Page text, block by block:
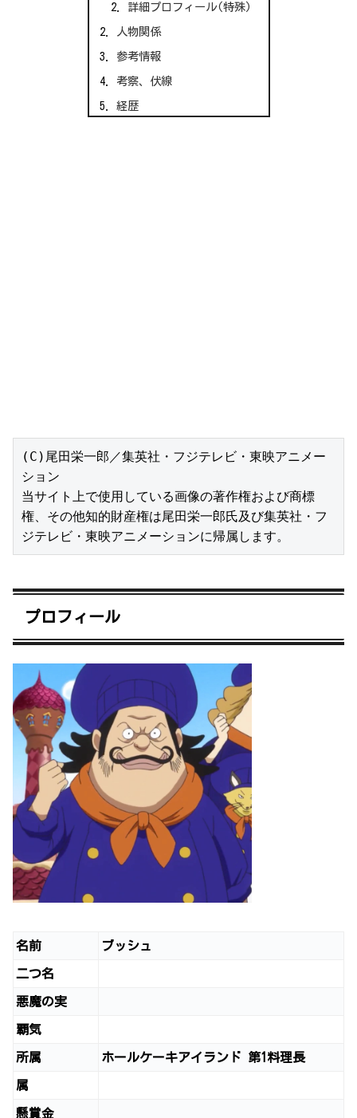
詳細プロフィール(特殊)
人物関係
参考情報
考察、伏線
経歴
(C)尾田栄一郎／集英社・フジテレビ・東映アニメー
ション
当サイト上で使用している画像の著作権および商標
権、その他知的財産権は尾田栄一郎氏及び集英社・フ
ジテレビ・東映アニメーションに帰属します。
プロフィール
名前 ブッシュ
二つ名
悪魔の実
覇気
所属 ホールケーキアイランド 第1料理長
属
懸賞金